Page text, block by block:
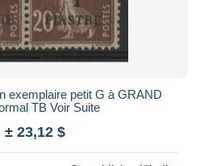
exemplaire petit G à GRAND
TB Voir Suite
± 23,12 $